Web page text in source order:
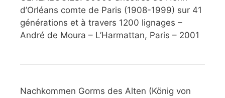
d’Orléans comte de Paris (1908-1999) sur 41
générations et à travers 1200 lignages –
André de Moura – L’Harmattan, Paris – 2001
Nachkommen Gorms des Alten (König von